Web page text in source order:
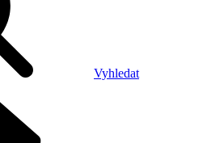
Vyhledat